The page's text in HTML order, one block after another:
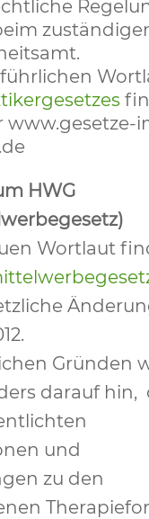
www.gesetze-
HWG
Wortlaut
Gründen
darauf hin,
und
zu den